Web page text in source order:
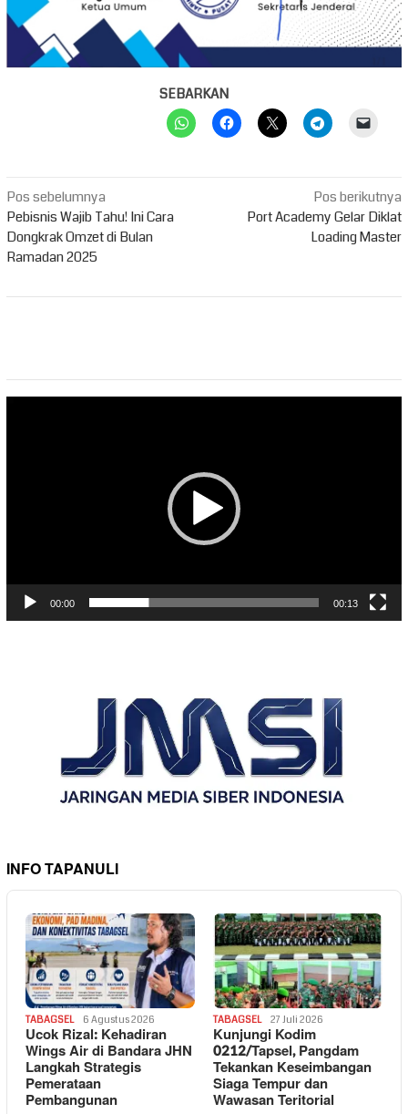
SEBARKAN
Navigasi
pos
Pos sebelumnya
Pebisnis Wajib Tahu! Ini Cara
Dongkrak Omzet di Bulan
Ramadan 2025
Pos berikutnya
Port Academy Gelar Diklat
Loading Master
00:00 00:13
INFO TAPANULI
TABAGSEL 6 Agustus 2026
Ucok Rizal: Kehadiran
Wings Air di Bandara JHN
Langkah Strategis
Pemerataan
Pembangunan
TABAGSEL 27 Juli 2026
Kunjungi Kodim
0212/Tapsel, Pangdam
Tekankan Keseimbangan
Siaga Tempur dan
Wawasan Teritorial